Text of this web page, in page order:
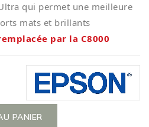
qui permet une meilleure
mats et brillants
par la C8000
PANIER